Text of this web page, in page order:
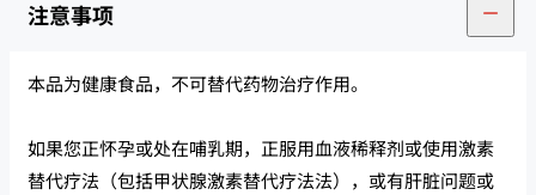
注意事项
本品为健康食品，不可替代药物治疗作用。
如果您正怀孕或处在哺乳期，正服用血液稀释剂或使用激素
替代疗法（包括甲状腺激素替代疗法法），或有肝脏问题或